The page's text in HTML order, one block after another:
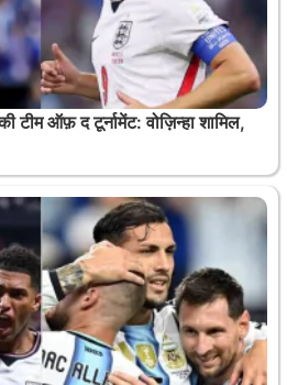
ऑफ़ द टूर्नामेंट: वोज़िन्हा शामिल,